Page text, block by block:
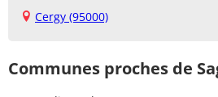
Cergy (95000)
Communes proches de